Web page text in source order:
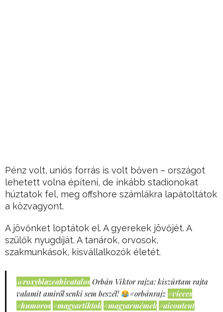
Pénz volt, uniós forrás is volt bőven – országot
lehetett volna építeni, de inkább stadionokat
húztatok fel, meg offshore számlákra lapátoltátok
a közvagyont.
A jövőnket loptátok el. A gyerekek jövőjét. A
szülők nyugdíját. A tanárok, orvosok,
szakmunkások, kisvállalkozók életét.
@roxyblazeahivatalos Orbán Viktor rajza: kiszúrtam rajta
valamit amiről senki sem beszél!
#orbánrajz #vicces
#humoros #magyartiktok #magyarmémek #aicontent